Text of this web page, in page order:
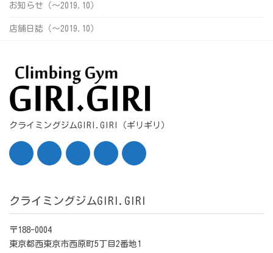
お知らせ（〜2019.10）
店舗日誌（〜2019.10）
クライミングジムGIRI.GIRI（ギリギリ）
クライミングジムGIRI.GIRI
〒188-0004
東京都西東京市西原町5丁目2番地1